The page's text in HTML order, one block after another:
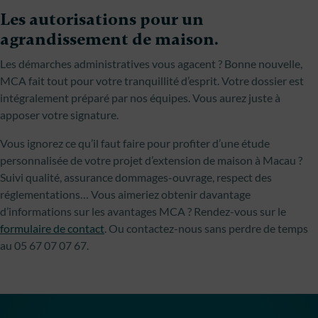
Les autorisations pour un
agrandissement de maison.
Les démarches administratives vous agacent ? Bonne nouvelle,
MCA fait tout pour votre tranquillité d’esprit. Votre dossier est
intégralement préparé par nos équipes. Vous aurez juste à
apposer votre signature.
Vous ignorez ce qu’il faut faire pour profiter d’une étude
personnalisée de votre projet d’extension de maison à Macau ?
Suivi qualité, assurance dommages-ouvrage, respect des
réglementations… Vous aimeriez obtenir davantage
d’informations sur les avantages MCA ? Rendez-vous sur le
formulaire de contact. Ou contactez-nous sans perdre de temps
au 05 67 07 07 67.